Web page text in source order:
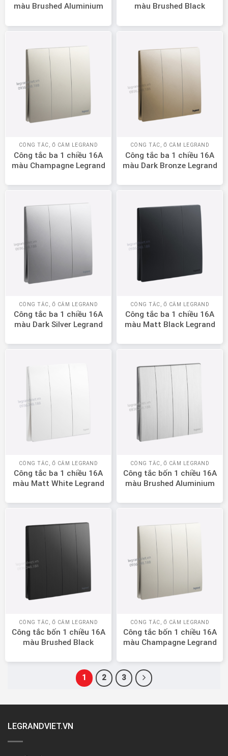
màu Brushed Aluminium
281004BA
màu Brushed Black
281004BB
CÔNG TẮC, Ổ CẮM LEGRAND
Công tắc ba 1 chiều 16A
màu Champagne Legrand
CÔNG TẮC, Ổ CẮM LEGRAND
Công tắc ba 1 chiều 16A
màu Dark Bronze Legrand
CÔNG TẮC, Ổ CẮM LEGRAND
Công tắc ba 1 chiều 16A
màu Dark Silver Legrand
CÔNG TẮC, Ổ CẮM LEGRAND
Công tắc ba 1 chiều 16A
màu Matt Black Legrand
CÔNG TẮC, Ổ CẮM LEGRAND
Công tắc ba 1 chiều 16A
màu Matt White Legrand
CÔNG TẮC, Ổ CẮM LEGRAND
Công tắc bốn 1 chiều 16A
màu Brushed Aluminium
281006BA
CÔNG TẮC, Ổ CẮM LEGRAND
Công tắc bốn 1 chiều 16A
màu Brushed Black
281006BB
CÔNG TẮC, Ổ CẮM LEGRAND
Công tắc bốn 1 chiều 16A
màu Champagne Legrand
1 2 3
LEGRANDVIET.VN